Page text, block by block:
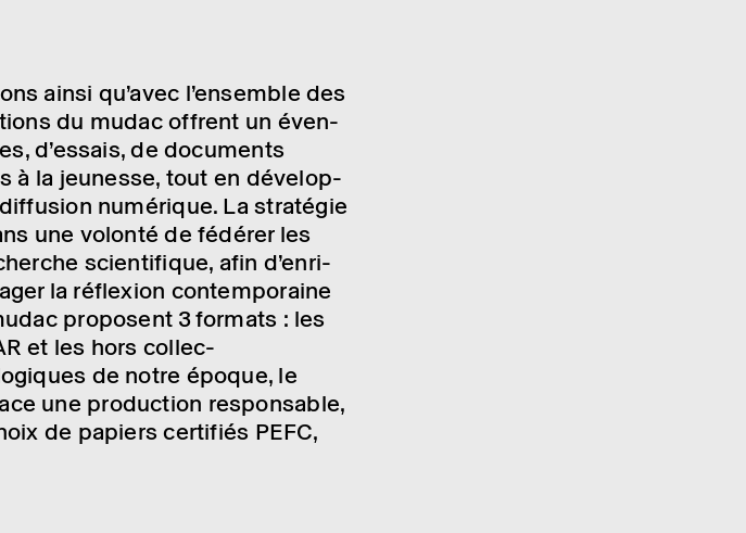
ainsi qu’avec l’en­semble des
du mudac offrent un éven­
d’es­sais, de docu­ments
à la jeunesse, tout en déve­lop­
numé­rique. La stra­té­gie
une volonté de fédé­rer les
scien­ti­fique, afin d’en­ri­
la réflexion contem­po­raine
proposent 3formats : les
et les hors collec­
de notre époque, le
une produc­tion respon­sable,
de papiers certi­fiés PEFC,